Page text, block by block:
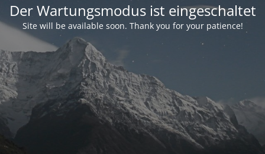
Der Wartungsmodus ist eingeschaltet
Site will be available soon. Thank you for your patience!